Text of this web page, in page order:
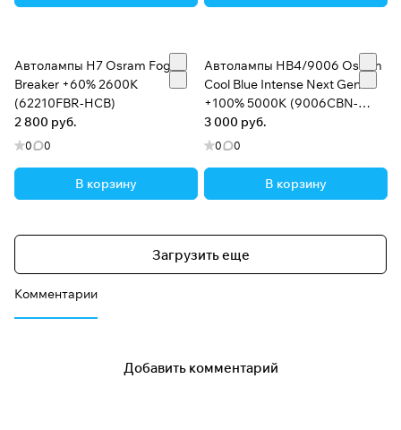
Автолампы H7 Osram Fog
Breaker +60% 2600K
(62210FBR-HCB)
2 800 руб.
0 0
В корзину
Автолампы HB4/9006 Osram
Cool Blue Intense Next Gen
+100% 5000K (9006CBN-
HCB)
3 000 руб.
0 0
В корзину
Загрузить еще
Комментарии
Добавить комментарий